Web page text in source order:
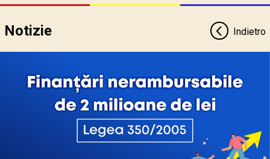
Notizie Indietro